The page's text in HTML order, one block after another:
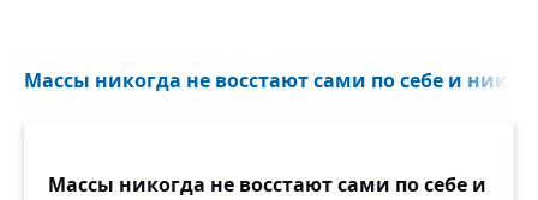
Массы никогда не восстают сами по себе и
Массы никогда не восстают сами по себе и